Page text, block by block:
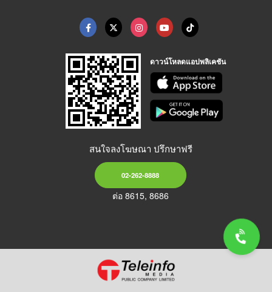
ดาวน์โหลดแอปพลิเคชัน
สนใจลงโฆษณา ปรึกษาฟรี
02-262-8888
ต่อ 8615, 8686